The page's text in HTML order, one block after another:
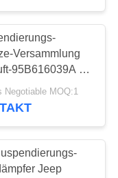
236
Versammlung
95B616039A für
95B 95B616039
Negotiable MOQ:1
Jeep